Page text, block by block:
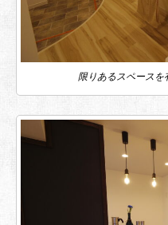
限りあるスペース